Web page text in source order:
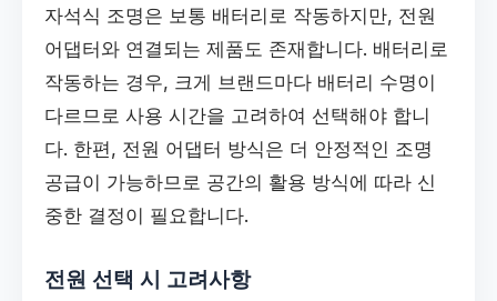
자석식 조명은 보통 배터리로 작동하지만, 전원
어댑터와 연결되는 제품도 존재합니다. 배터리로
작동하는 경우, 크게 브랜드마다 배터리 수명이
다르므로 사용 시간을 고려하여 선택해야 합니
다. 한편, 전원 어댑터 방식은 더 안정적인 조명
공급이 가능하므로 공간의 활용 방식에 따라 신
중한 결정이 필요합니다.
전원 선택 시 고려사항